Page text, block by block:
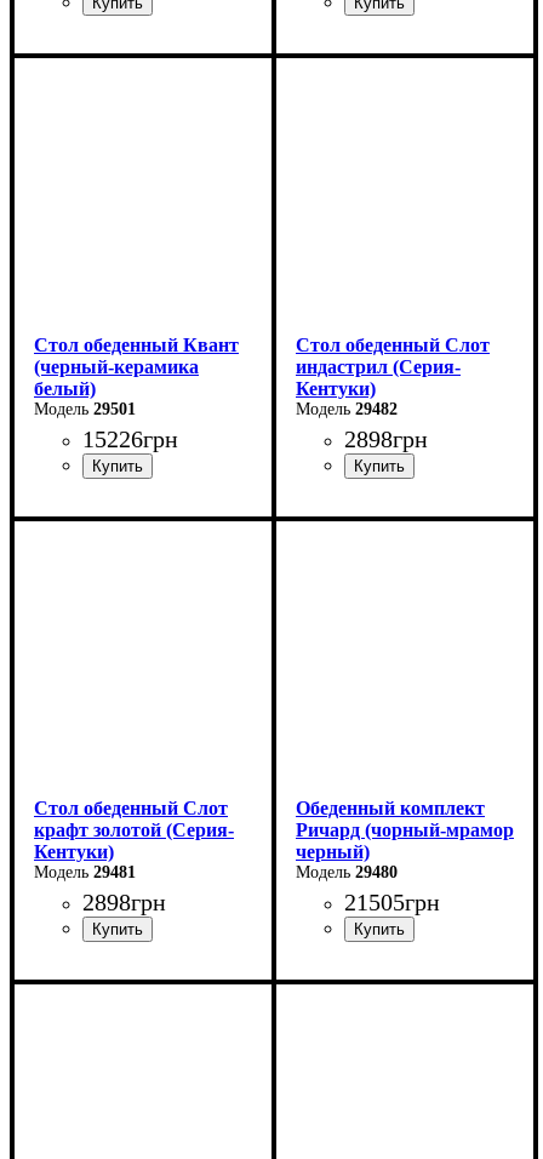
Длина - 80 см
Длина - 160 (+60) см
Стол обеденный Квант
(черный-керамика
белый)
29501
15226грн
Длина - 160 (+60) см
Стол обеденный Слот
индастрил (Серия-
Кентуки)
29482
2898грн
Ширина: 80 см
Стол обеденный Слот
крафт золотой (Серия-
Кентуки)
29481
2898грн
Ширина: 80 см
Обеденный комплект
Ричард (чорный-мрамор
черный)
29480
21505грн